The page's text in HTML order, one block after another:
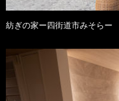
紡ぎの家ー四街道市みそらー